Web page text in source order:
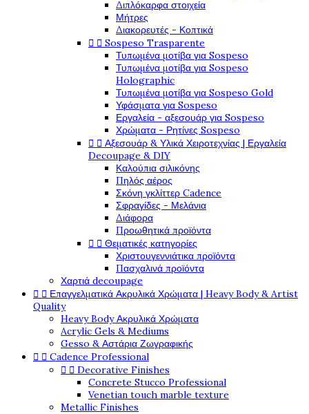
Διπλόκαρφα στοιχεία
Μήτρες
Διακορευτές - Κοπτικά
  Sospeso Trasparente
Τυπωμένα μοτίβα για Sospeso
Τυπωμένα μοτίβα για Sospeso
Holographic
Τυπωμένα μοτίβα για Sospeso Gold
Υφάσματα για Sospeso
Εργαλεία - αξεσουάρ για Sospeso
Χρώματα - Ρητίνες Sospeso
  Αξεσουάρ & Υλικά Χειροτεχνίας | Εργαλεία
Decoupage & DIY
Καλούπια σιλικόνης
Πηλός αέρος
Σκόνη γκλίττερ Cadence
Σφραγίδες - Μελάνια
Διάφορα
Προωθητικά προϊόντα
  Θεματικές κατηγορίες
Χριστουγεννιάτικα προϊόντα
Πασχαλινά προϊόντα
Χαρτιά decoupage
  Επαγγελματικά Ακρυλικά Χρώματα | Heavy Body & Artist
Quality
Heavy Body Ακρυλικά Χρώματα
Acrylic Gels & Mediums
Gesso & Αστάρια Ζωγραφικής
  Cadence Professional
  Decorative Finishes
Concrete Stucco Professional
Venetian touch marble texture
Metallic Finishes